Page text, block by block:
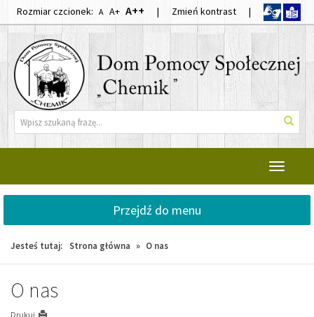
Przejdź
głównej
treści
Przejdź
wyszukiwarki
Rozmiar czcionek:
Domyślna
A
Większa
czcionka
A+ Największa
czcionka
A++ | Zmień kontrast |
Wyszukiwarka
Przełącz
Przejdź do menu
Jesteś tutaj: Strona główna » O nas
O nas
Drukuj